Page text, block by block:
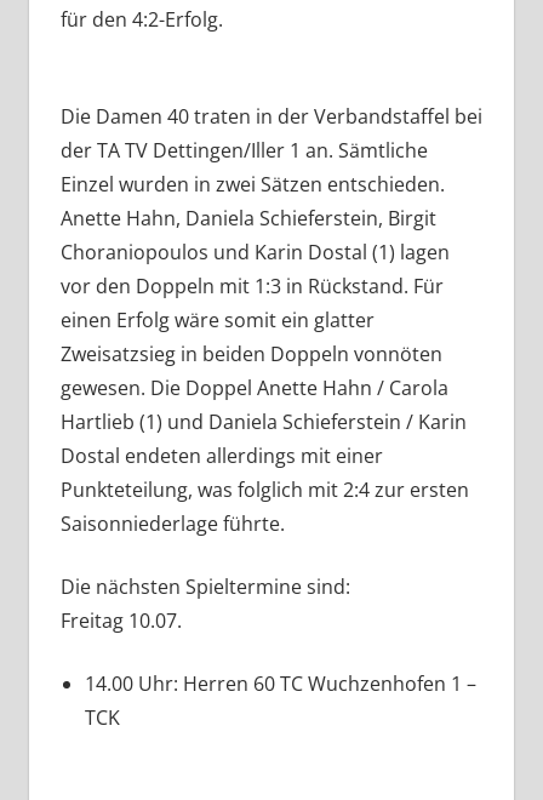
für den 4:2-Erfolg.
Die Damen 40 traten in der Verbandstaffel bei
der TA TV Dettingen/Iller 1 an. Sämtliche
Einzel wurden in zwei Sätzen entschieden.
Anette Hahn, Daniela Schieferstein, Birgit
Choraniopoulos und Karin Dostal (1) lagen
vor den Doppeln mit 1:3 in Rückstand. Für
einen Erfolg wäre somit ein glatter
Zweisatzsieg in beiden Doppeln vonnöten
gewesen. Die Doppel Anette Hahn / Carola
Hartlieb (1) und Daniela Schieferstein / Karin
Dostal endeten allerdings mit einer
Punkteteilung, was folglich mit 2:4 zur ersten
Saisonniederlage führte.
Die nächsten Spieltermine sind:
Freitag 10.07.
14.00 Uhr: Herren 60 TC Wuchzenhofen 1 –
TCK